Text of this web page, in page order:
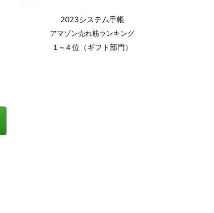
2023システム手帳
アマゾン売れ筋ランキング
１~４位（ギフト部門）